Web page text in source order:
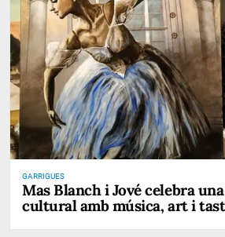
GARRIGUES
Mas Blanch i Jové celebra
cultural amb música, art i